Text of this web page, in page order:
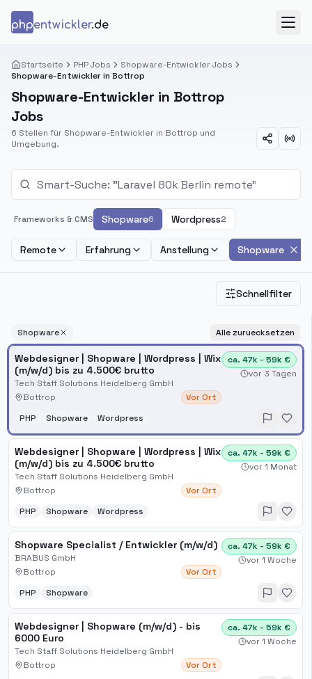
phpentwickler.de
Startseite PHP Jobs
Shopware-Entwickler Jobs
Shopware-Entwickler in Bottrop
Shopware-Entwickler in Bottrop
Jobs
6 Stellen für Shopware-Entwickler in Bottrop und
Umgebung.
Frameworks & CMS Shopware6 Wordpress2
Remote Erfahrung Anstellung Shopware
Schnellfilter
Shopware Alle zuruecksetzen
Webdesigner | Shopware | Wordpress | Wix
(m/w/d) bis zu 4.500€ brutto
Tech Staff Solutions Heidelberg GmbH
Bottrop
Vor Ort
ca. 47k - 59k €
vor 3 Tagen
PHP Shopware Wordpress
Webdesigner | Shopware | Wordpress | Wix
(m/w/d) bis zu 4.500€ brutto
Tech Staff Solutions Heidelberg GmbH
Bottrop
Vor Ort
ca. 47k - 59k €
vor 1 Monat
PHP Shopware Wordpress
Shopware Specialist / Entwickler (m/w/d)
BRABUS GmbH
Bottrop
Vor Ort
ca. 47k - 59k €
vor 1 Woche
PHP Shopware
Webdesigner | Shopware (m/w/d) - bis
6000 Euro
Tech Staff Solutions Heidelberg GmbH
Bottrop
Vor Ort
ca. 47k - 59k €
vor 1 Woche